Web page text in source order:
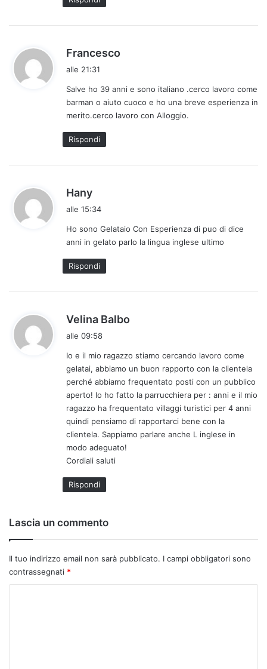
o
Francesco
e
t
t
alle 21:31
Salve ho 39 anni e sono italiano .cerco lavoro come
barman o aiuto cuoco e ho una breve esperienza in
merito.cerco lavoro con Alloggio.
Rispondi
Hany
e
t
t
o
alle 15:34
Ho sono Gelataio Con Esperienza di puo di dice
anni in gelato parlo la lingua inglese ultimo
Rispondi
Velina Balbo
e
t
t
o
:
alle 09:58
Io e il mio ragazzo stiamo cercando lavoro come
gelatai, abbiamo un buon rapporto con la clientela
perché abbiamo frequentato posti con un pubblico
aperto! Io ho fatto la parrucchiera per : anni e il mio
ragazzo ha frequentato villaggi turistici per 4 anni
quindi pensiamo di rapportarci bene con la
clientela. Sappiamo parlare anche L inglese in
modo adeguato!
Cordiali saluti
Rispondi
Lascia un commento
Il tuo indirizzo email non sarà pubblicato. I campi obbligatori sono
contrassegnati *